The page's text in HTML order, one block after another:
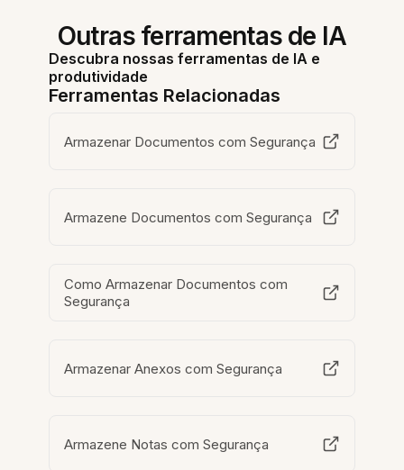
Outras ferramentas de IA
Descubra nossas ferramentas de IA e
produtividade
Ferramentas Relacionadas
Armazenar Documentos com Segurança
Armazene Documentos com Segurança
Como Armazenar Documentos com
Segurança
Armazenar Anexos com Segurança
Armazene Notas com Segurança